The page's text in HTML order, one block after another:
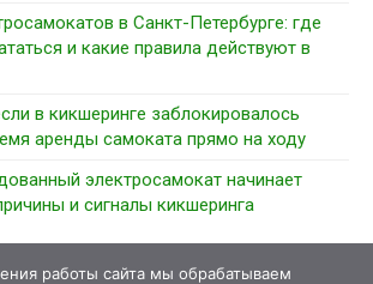
в Санкт-Петербурге: где
и какие правила действуют в
в кикшеринге заблокировалось
аренды самоката прямо на ходу
электросамокат начинает
и сигналы кикшеринга
работы сайта мы обрабатываем